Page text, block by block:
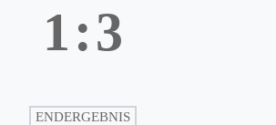
1:3
ENDERGEBNIS